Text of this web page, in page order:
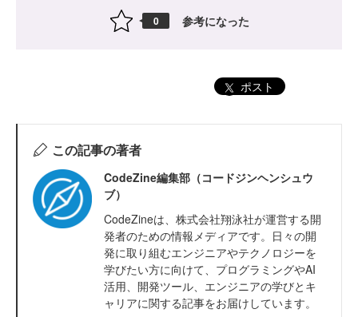
0 参考になった
ポスト
この記事の著者
CodeZine編集部（コードジンヘンシュウ
ブ）
CodeZineは、株式会社翔泳社が運営する開
発者のための情報メディアです。日々の開
発に取り組むエンジニアやテクノロジーを
学びたい方に向けて、プログラミングやAI
活用、開発ツール、エンジニアの学びとキ
ャリアに関する記事をお届けしています。